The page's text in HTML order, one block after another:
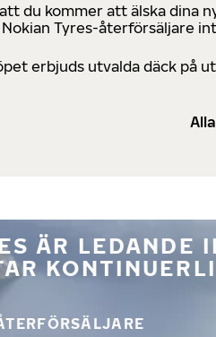
du kommer att älska dina
Tyres-återförsäljare
erbjuds utvalda däck på
ÄR LEDANDE